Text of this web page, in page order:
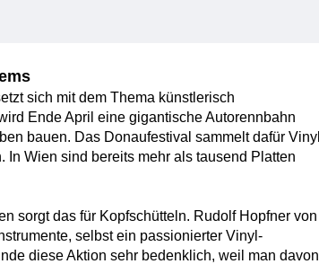
sich mit dem Thema künstlerisch
Ende April eine gigantische Autorennbahn
bauen. Das Donaufestival sammelt dafür Vinyl
In Wien sind bereits mehr als tausend Platten
sorgt das für Kopfschütteln. Rudolf Hopfner von
selbst ein passionierter Vinyl-
diese Aktion sehr bedenklich, weil man davon